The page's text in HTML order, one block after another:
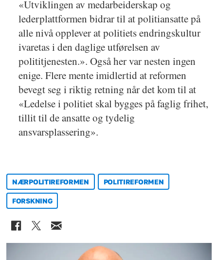
«Utviklingen av medarbeiderskap og
lederplattformen bidrar til at politiansatte på
alle nivå opplever at politiets endringskultur
ivaretas i den daglige utførelsen av
polititjenesten.». Også her var nesten ingen
enige. Flere mente imidlertid at reformen
bevegt seg i riktig retning når det kom til at
«Ledelse i politiet skal bygges på faglig frihet,
tillit til de ansatte og tydelig
ansvarsplassering».
NÆRPOLITIREFORMEN POLITIREFORMEN
FORSKNING